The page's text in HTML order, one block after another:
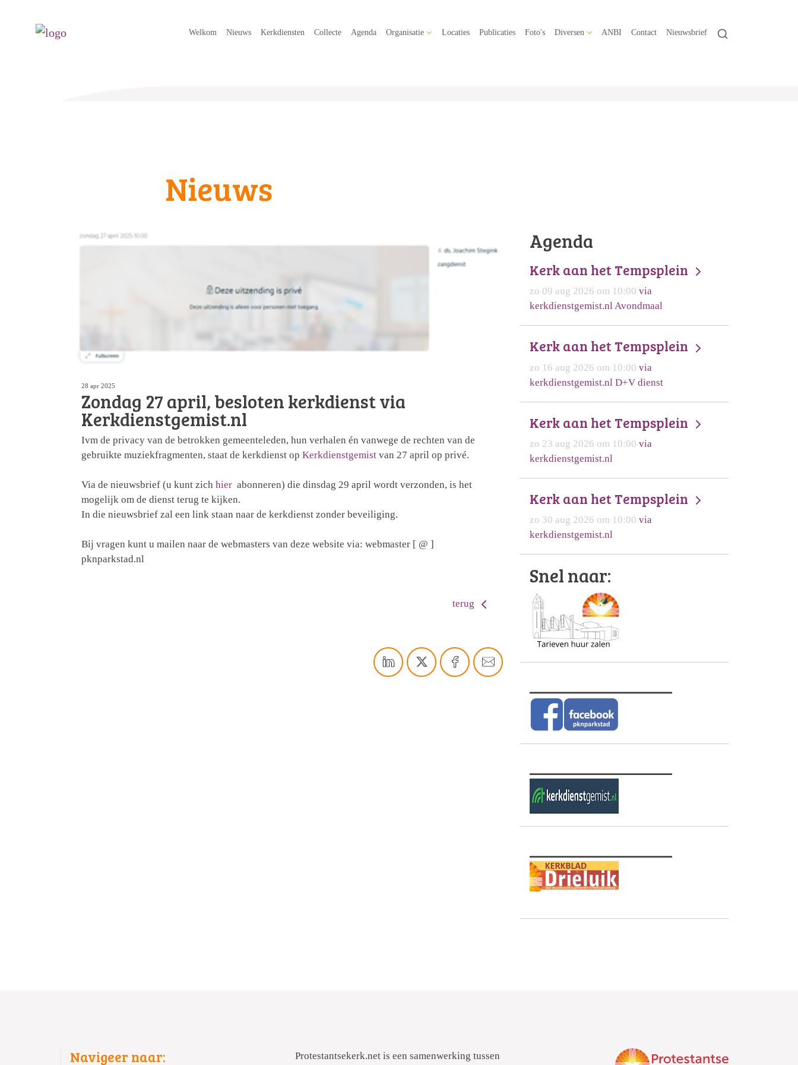
Welkom Nieuws Kerkdiensten Collecte Agenda Organisatie Locaties Publicaties Foto's Diversen ANBI Contact Nieuwsbrief
Nieuws
28 apr 2025
Zondag 27 april, besloten kerkdienst via
Kerkdienstgemist.nl
Ivm de privacy van de betrokken gemeenteleden, hun verhalen én vanwege de rechten van de
gebruikte muziekfragmenten, staat de kerkdienst op Kerkdienstgemist van 27 april op privé.
Via de nieuwsbrief (u kunt zich hier abonneren) die dinsdag 29 april wordt verzonden, is het
mogelijk om de dienst terug te kijken.
In die nieuwsbrief zal een link staan naar de kerkdienst zonder beveiliging.
Bij vragen kunt u mailen naar de webmasters van deze website via: webmaster [ @ ]
pknparkstad.nl
terug
Agenda
Kerk aan het Tempsplein
zo 09 aug 2026 om 10:00 via
kerkdienstgemist.nl Avondmaal
Kerk aan het Tempsplein
zo 16 aug 2026 om 10:00 via
kerkdienstgemist.nl D+V dienst
Kerk aan het Tempsplein
zo 23 aug 2026 om 10:00 via
kerkdienstgemist.nl
Kerk aan het Tempsplein
zo 30 aug 2026 om 10:00 via
kerkdienstgemist.nl
Snel naar:
Navigeer naar: Protestantsekerk.net is een samenwerking tussen